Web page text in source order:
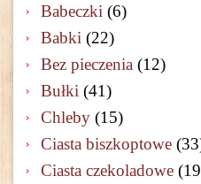
Babeczki (6)
Babki (22)
Bez pieczenia (12)
Bułki (41)
Chleby (15)
Ciasta biszkoptowe
Ciasta czekoladowe